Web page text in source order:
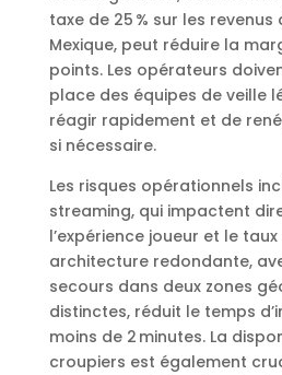
taxe de 25 % sur les revenus
Mexique, peut réduire la
points. Les opérateurs
place des équipes de veille
réagir rapidement et de
si nécessaire.
Les risques opérationnels
streaming, qui impactent
l’expérience joueur et le
architecture redondante,
secours dans deux zones
distinctes, réduit le temps
moins de 2 minutes. La
croupiers est également